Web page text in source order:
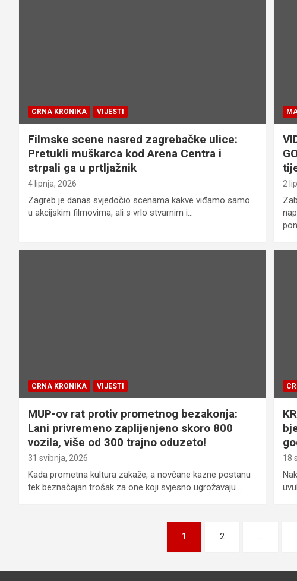
CRNA KRONIKA VIJESTI
Filmske scene nasred zagrebačke ulice:
Pretukli muškarca kod Arena Centra i
strpali ga u prtljažnik
4 lipnja, 2026
Zagreb je danas svjedočio scenama kakve viđamo samo
u akcijskim filmovima, ali s vrlo stvarnim i…
2
CRNA KRONIKA VIJESTI
MUP-ov rat protiv prometnog bezakonja:
Lani privremeno zaplijenjeno skoro 800
vozila, više od 300 trajno oduzeto!
31 svibnja, 2026
Kada prometna kultura zakaže, a novčane kazne postanu
tek beznačajan trošak za one koji svjesno ugrožavaju…
18
1 2